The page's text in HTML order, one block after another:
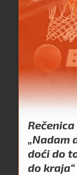
„Nadam
doći do
do kraja“